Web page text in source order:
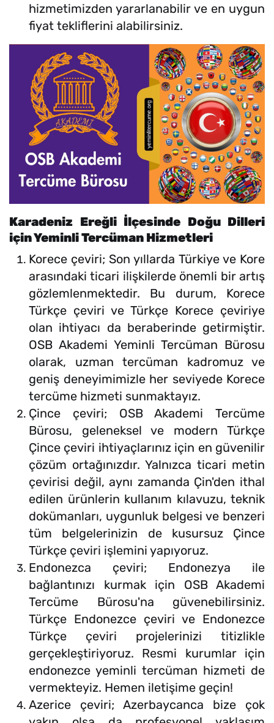
hizmetimizden yararlanabilir ve en uygun
fiyat tekliflerini alabilirsiniz.
Karadeniz Ereğli İlçesinde Doğu Dilleri
için Yeminli Tercüman Hizmetleri
Korece çeviri; Son yıllarda Türkiye ve Kore
arasındaki ticari ilişkilerde önemli bir artış
gözlemlenmektedir. Bu durum, Korece
Türkçe çeviri ve Türkçe Korece çeviriye
olan ihtiyacı da beraberinde getirmiştir.
OSB Akademi Yeminli Tercüman Bürosu
olarak, uzman tercüman kadromuz ve
geniş deneyimimizle her seviyede Korece
tercüme hizmeti sunmaktayız.
Çince çeviri; OSB Akademi Tercüme
Bürosu, geleneksel ve modern Türkçe
Çince çeviri ihtiyaçlarınız için en güvenilir
çözüm ortağınızdır. Yalnızca ticari metin
çevirisi değil, aynı zamanda Çin'den ithal
edilen ürünlerin kullanım kılavuzu, teknik
dokümanları, uygunluk belgesi ve benzeri
tüm belgelerinizin de kusursuz Çince
Türkçe çeviri işlemini yapıyoruz.
Endonezca çeviri; Endonezya ile
bağlantınızı kurmak için OSB Akademi
Tercüme Bürosu'na güvenebilirsiniz.
Türkçe Endonezce çeviri ve Endonezce
Türkçe çeviri projelerinizi titizlikle
gerçekleştiriyoruz. Resmi kurumlar için
endonezce yeminli tercüman hizmeti de
vermekteyiz. Hemen iletişime geçin!
Azerice çeviri; Azerbaycanca bize çok